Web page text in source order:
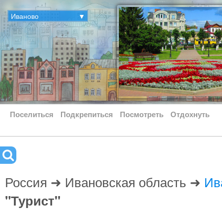
Иваново ▼
Поселиться Подкрепиться Посмотреть Отдохнуть
Россия ➜ Ивановская область ➜
"Турист"